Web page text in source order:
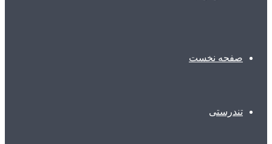
صفحه نخست
تندرستی